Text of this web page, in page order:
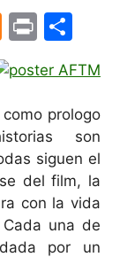
M
e
n
e
a
m
e
Pr
t
m
p
ar
tir
prologo
son
siguen el
del film, la
con la vida
una de
por un